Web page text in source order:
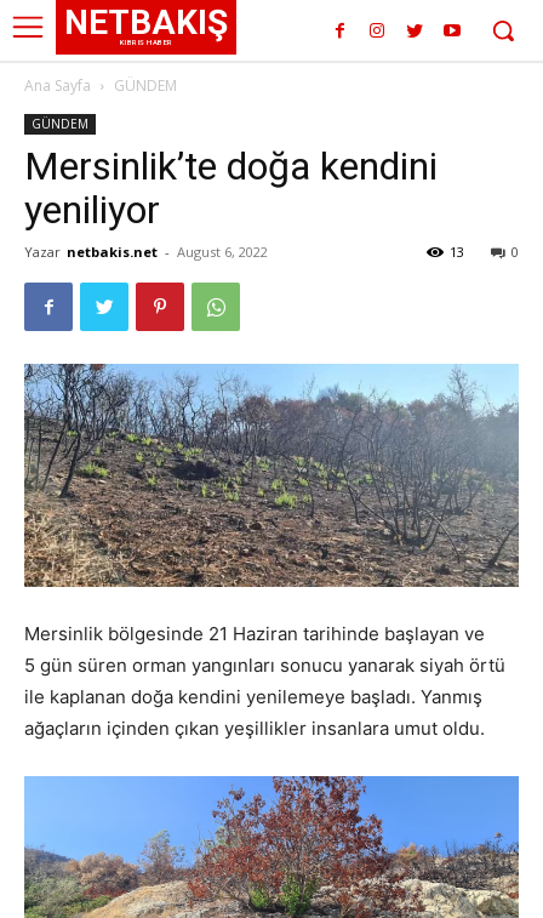
NETBAKIŞ
KIBRIS HABER
Ana Sayfa GÜNDEM
GÜNDEM
Mersinlik’te doğa kendini
yeniliyor
Yazar netbakis.net - August 6, 2022 0
13
Mersinlik bölgesinde 21 Haziran tarihinde başlayan ve
5 gün süren orman yangınları sonucu yanarak siyah örtü
ile kaplanan doğa kendini yenilemeye başladı. Yanmış
ağaçların içinden çıkan yeşillikler insanlara umut oldu.